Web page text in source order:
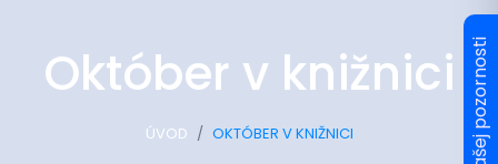
Október v knižnici
ÚVOD OKTÓBER V KNIŽNICI